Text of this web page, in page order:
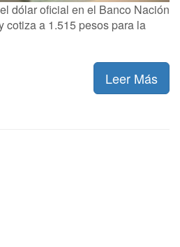
dólar oficial en el Banco Nación
cotiza a 1.515 pesos para la
Leer Más